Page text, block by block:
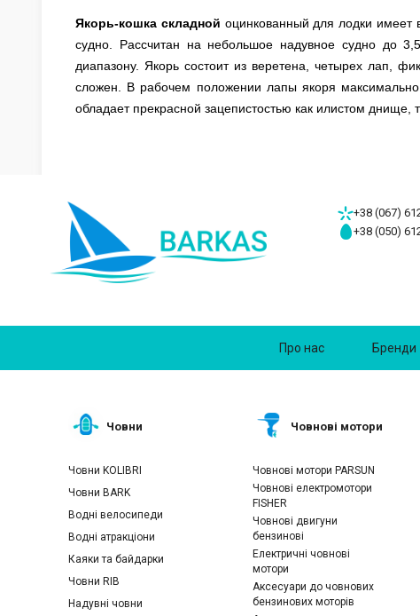
Якорь-кошка складной оцинкованный для лодки имеет
судно. Рассчитан на небольшое надувное судно до
диапазону. Якорь состоит из веретена, четырех лап,
сложен. В рабочем положении лапы якоря
обладает прекрасной зацепистостью как илистом
+38 (067)
+38 (050)
Про нас Бренди
Човни
Човни KOLIBRI
Човни BARK
Водні велосипеди
Водні атракціони
Каяки та байдарки
Човни RIB
Надувні човни
Човнові мотори
Човнові мотори PARSUN
Човнові електромотори
FISHER
Човнові двигуни
бензинові
Електричні човнові
мотори
Аксесуари до човнових
бензинових моторів